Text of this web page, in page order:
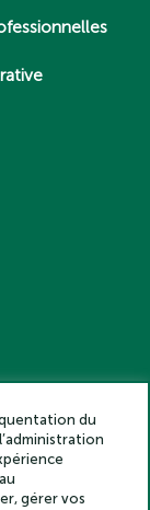
droits réservés
du
gérer vos